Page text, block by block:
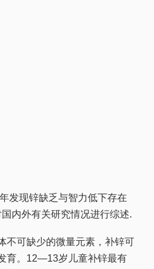
发现锌缺乏与智力低下存在
内外有关研究情况进行综述.
不可缺少的微量元素，补锌可
育。12—13岁儿童补锌最有